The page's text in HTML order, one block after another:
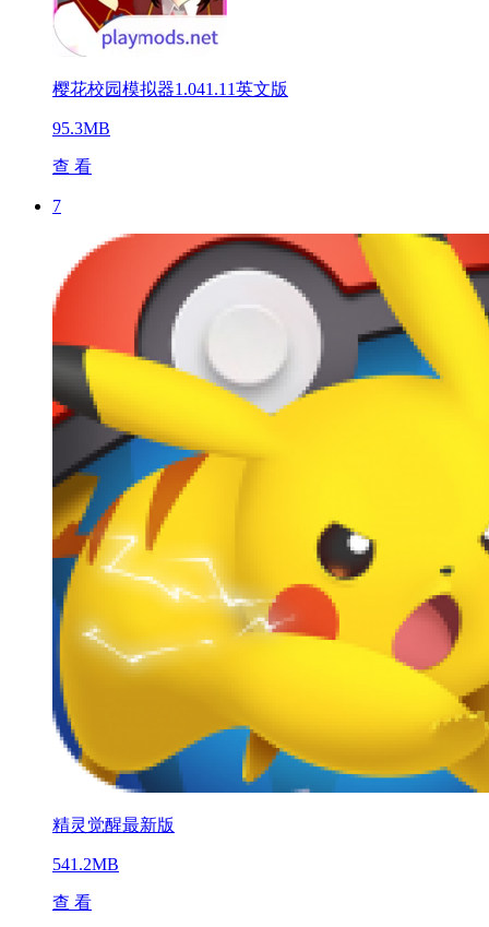
樱花校园模拟器1.041.11英文版
95.3MB
查 看
7
精灵觉醒最新版
541.2MB
查 看